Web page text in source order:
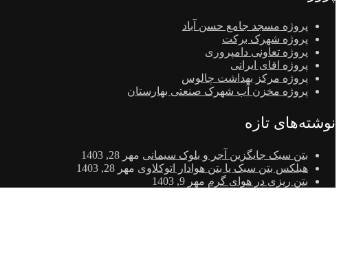
پروژه مسجد جامع حسن آباد
پروژه شهرک برکت
پروژه تعاونی دامپروری
پروژه اقای ایرانی
پروژه مرکز بهداشت چالوس
پروژه مخزن آب شهرک صنعتی بهارستان
نوشته‌های تازه
بتن سبک جایگزین آجر و بلوک سیمانی مهر 28, 1403
هبلکس بتن سبک یا بتن هوادار اتوکلاوی مهر 28, 1403
بتن ریزی در هوای گرم مهر 9, 1403